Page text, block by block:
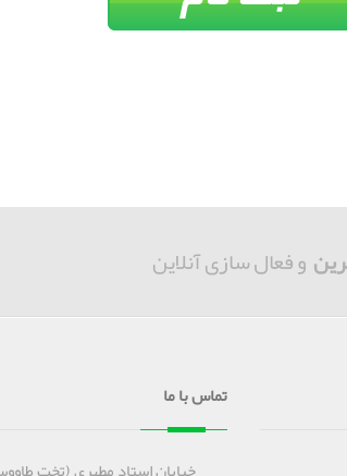
و فعال سازی آنلاین
تماس با ما